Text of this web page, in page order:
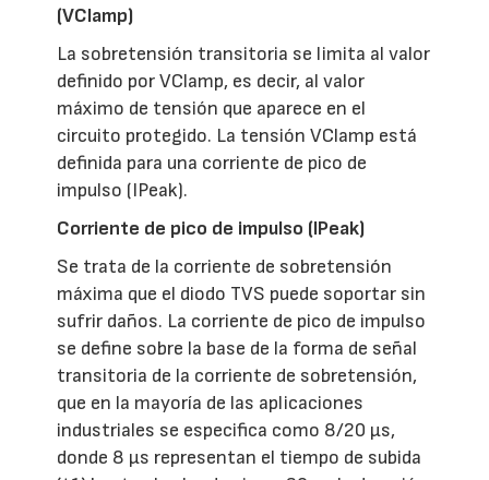
(VClamp)
La sobretensión transitoria se limita al valor
definido por VClamp, es decir, al valor
máximo de tensión que aparece en el
circuito protegido. La tensión VClamp está
definida para una corriente de pico de
impulso (IPeak).
Corriente de pico de impulso (IPeak)
Se trata de la corriente de sobretensión
máxima que el diodo TVS puede soportar sin
sufrir daños. La corriente de pico de impulso
se define sobre la base de la forma de señal
transitoria de la corriente de sobretensión,
que en la mayoría de las aplicaciones
industriales se especifica como 8/20 µs,
donde 8 µs representan el tiempo de subida